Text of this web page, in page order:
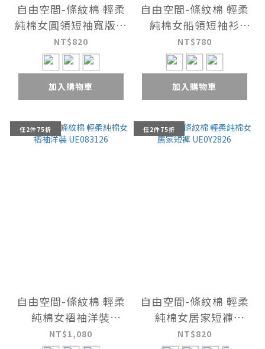
自由空間-條紋棉 輕柔
純棉女圓領短袖寬版衫
UE028626
NT$820
加入購物車
自由空間-條紋棉 輕柔
純棉女船領短袖衫
UE028526
NT$780
加入購物車
任2件75折
自由空間-條紋棉 輕柔
純棉女褶袖洋裝
UE083126
NT$1,080
任2件75折
自由空間-條紋棉 輕柔
純棉女居家短褲
UE0Y2826
NT$820